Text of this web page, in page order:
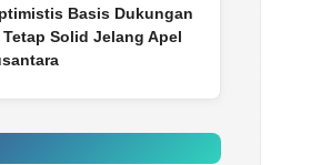
Basis Dukungan
Solid Jelang Apel